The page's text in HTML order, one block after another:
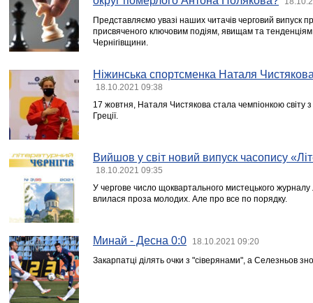
Представляємо увазі наших читачів черговий випуск
присвяченого ключовим подіям, явищам та тенденціям
Чернігівщини.
Ніжинська спортсменка Наталя
18.10.2021 09:38
17 жовтня, Наталя Чистякова стала чемпіонкою світу
Греції.
Вийшов у світ новий випуск часопису
18.10.2021 09:35
У чергове число щоквартального мистецького журналу
влилася проза молодих. Але про все по порядку.
Минай - Десна 0:0 18.10.2021 09:20
Закарпатці ділять очки з "сіверянами", а Селезньов